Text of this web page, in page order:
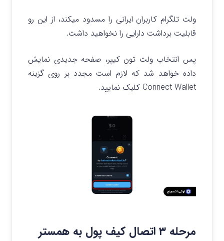
ولت تلگرام کاربران ایرانی را مسدود میکند، از این رو
قابلیت برداشت دارایی را نخواهید داشت.
پس انتخاب ولت تون کیپر، صفحه جدیدی نمایش
داده خواهد شد که لازم است مجدد بر روی گزینه
Connect Wallet کلیک نمایید.
مرحله ۳ اتصال کیف پول به همستر